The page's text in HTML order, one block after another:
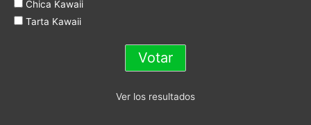
Chica Kawaii
Tarta Kawaii
Ver los resultados